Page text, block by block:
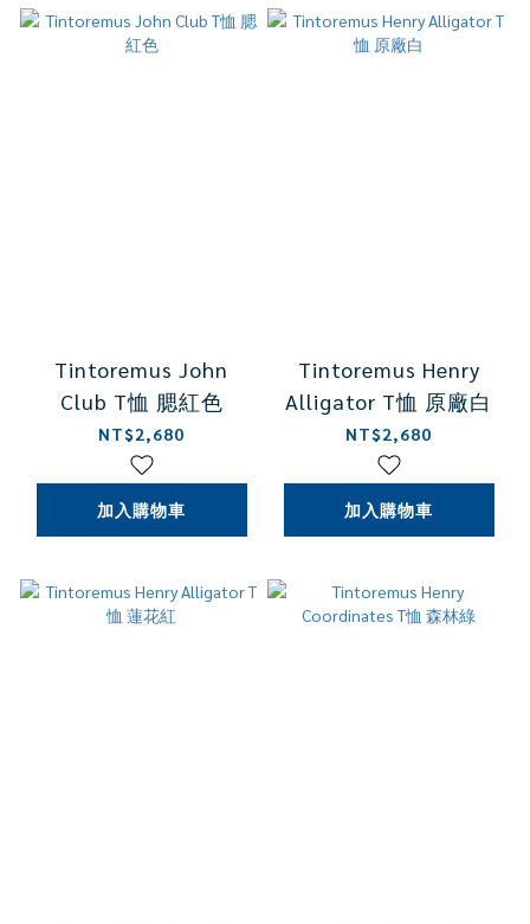
Tintoremus John
Club T恤 腮紅色
NT$2,680
加入購物車
Tintoremus Henry
Alligator T恤 原廠白
NT$2,680
加入購物車